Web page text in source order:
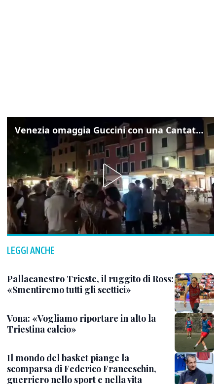
Venezia omaggia Guccini con una Cantata Anarchica in campo Santa Margherita
LEGGI ANCHE
Pallacanestro Trieste, il ruggito di Ross:
«Smentiremo tutti gli scettici»
Vona: «Vogliamo riportare in alto la
Triestina calcio»
Il mondo del basket piange la
scomparsa di Federico Franceschin,
guerriero nello sport e nella vita